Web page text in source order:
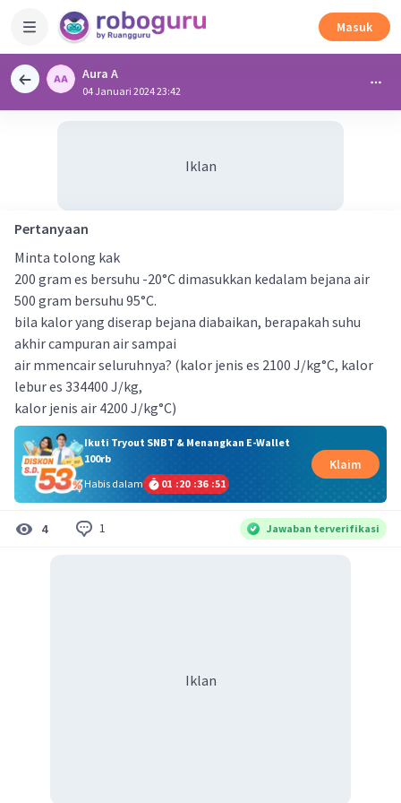
Masuk
Aura A
04 Januari 2024 23:42
Iklan
Pertanyaan
Minta tolong kak
200 gram es bersuhu -20°C dimasukkan kedalam bejana air
500 gram bersuhu 95°C.
bila kalor yang diserap bejana diabaikan, berapakah suhu
akhir campuran air sampai
air mmencair seluruhnya? (kalor jenis es 2100 J/kg°C, kalor
lebur es 334400 J/kg,
kalor jenis air 4200 J/kg°C)
Ikuti Tryout SNBT & Menangkan E-Wallet
100rb
Habis dalam
01 :20 :36 :50
Klaim
4 1 Jawaban terverifikasi
Iklan